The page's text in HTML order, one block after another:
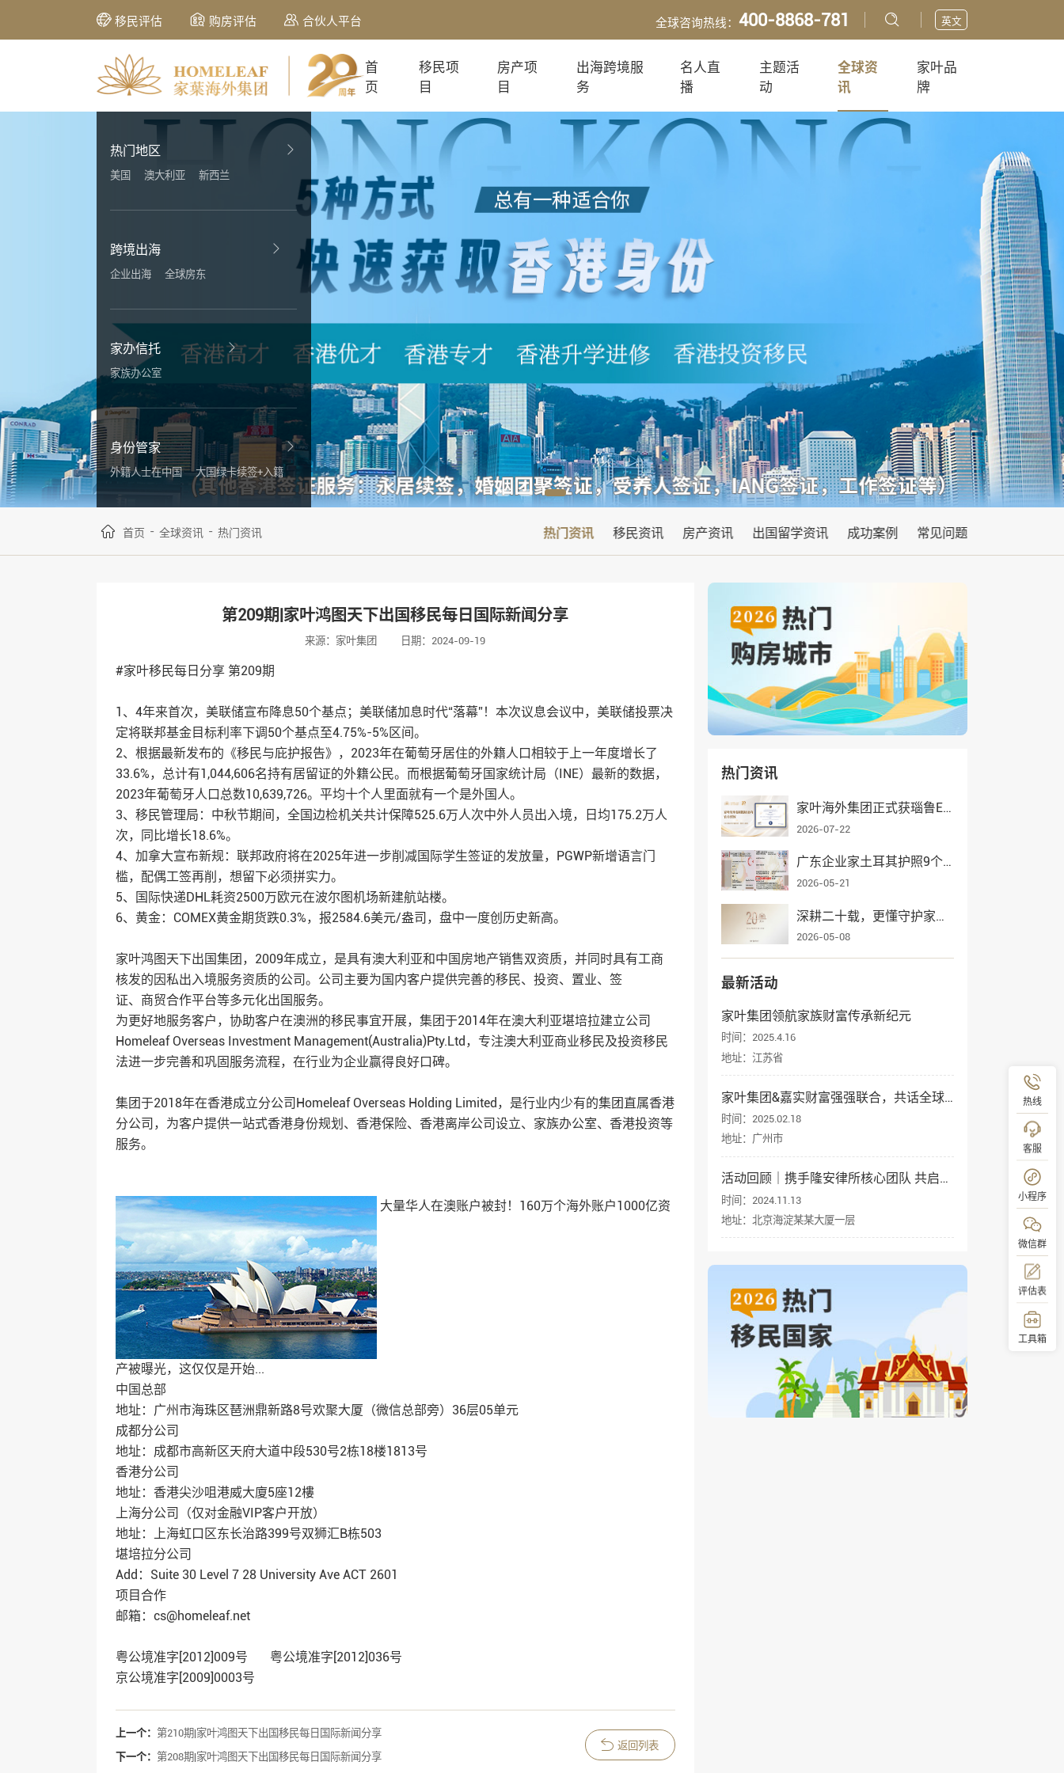
移民评估 购房评估 合伙人平台 全球咨询热线：400-8868-781 英文
首
页
移民项
目
房产项
目
出海跨境服
务
名人直
播
主题活
动
全球资
讯
家叶品
牌
热门地区
美国 澳大利亚 新西兰
跨境出海
企业出海 全球房东
家办信托
家族办公室
身份管家
外籍人士在中国 大国绿卡续签+入籍
热门资讯 移民资讯 房产资讯 出国留学资讯 成功案例 常见问题
首页 - 全球资讯 - 热门资讯
第209期|家叶鸿图天下出国移民每日国际新闻分享
来源：家叶集团 日期：2024-09-19
#家叶移民每日分享 第209期
1、4年来首次，美联储宣布降息50个基点；美联储加息时代“落幕”！本次议息会议中，美联储投票决
定将联邦基金目标利率下调50个基点至4.75%-5%区间。
2、根据最新发布的《移民与庇护报告》，2023年在葡萄牙居住的外籍人口相较于上一年度增长了
33.6%，总计有1,044,606名持有居留证的外籍公民。而根据葡萄牙国家统计局（INE）最新的数据，
2023年葡萄牙人口总数10,639,726。平均十个人里面就有一个是外国人。
3、移民管理局：中秋节期间，全国边检机关共计保障525.6万人次中外人员出入境，日均175.2万人
次，同比增长18.6%。
4、加拿大宣布新规：联邦政府将在2025年进一步削减国际学生签证的发放量，PGWP新增语言门
槛，配偶工签再削，想留下必须拼实力。
5、国际快递DHL耗资2500万欧元在波尔图机场新建航站楼。
6、黄金：COMEX黄金期货跌0.3%，报2584.6美元/盎司，盘中一度创历史新高。
家叶鸿图天下出国集团，2009年成立，是具有澳大利亚和中国房地产销售双资质，并同时具有工商
核发的因私出入境服务资质的公司。公司主要为国内客户提供完善的移民、投资、置业、签
证、商贸合作平台等多元化出国服务。
为更好地服务客户，协助客户在澳洲的移民事宜开展，集团于2014年在澳大利亚堪培拉建立公司
Homeleaf Overseas Investment Management(Australia)Pty.Ltd，专注澳大利亚商业移民及投资移民
法进一步完善和巩固服务流程，在行业为企业赢得良好口碑。
集团于2018年在香港成立分公司Homeleaf Overseas Holding Limited，是行业内少有的集团直属香港
分公司，为客户提供一站式香港身份规划、香港保险、香港离岸公司设立、家族办公室、香港投资等
服务。
大量华人在澳账户被封！160万个海外账户1000亿资
产被曝光，这仅仅是开始...
中国总部
地址：广州市海珠区琶洲鼎新路8号欢聚大厦（微信总部旁）36层05单元
成都分公司
地址：成都市高新区天府大道中段530号2栋18楼1813号
香港分公司
地址：香港尖沙咀港威大廈5座12樓
上海分公司（仅对金融VIP客户开放）
地址：上海虹口区东长治路399号双狮汇B栋503
堪培拉分公司
Add：Suite 30 Level 7 28 University Ave ACT 2601
项目合作
邮箱：cs@homeleaf.net
粤公境准字[2012]009号 粤公境准字[2012]036号
京公境准字[2009]0003号
上一个： 第210期|家叶鸿图天下出国移民每日国际新闻分享
下一个： 第208期|家叶鸿图天下出国移民每日国际新闻分享
返回列表
热门资讯
家叶海外集团正式获瑙鲁ECRCP项目官方授权，身份规划服务再添权威认证
2026-07-22
广东企业家土耳其护照9个月获批，家叶海外全流程护航一家三口入籍
2026-05-21
深耕二十载，更懂守护家业——家叶海外集团辉煌发展纪实
2026-05-08
最新活动
家叶集团领航家族财富传承新纪元
时间：2025.4.16
地址：江苏省
家叶集团&嘉实财富强强联合，共话全球资产配置与身份规划
时间：2025.02.18
地址：广州市
活动回顾｜携手隆安律所核心团队 共启企业出海新征程
时间：2024.11.13
地址：北京海淀某某大厦一层
热线
客服
小程序
微信群
评估表
工具箱